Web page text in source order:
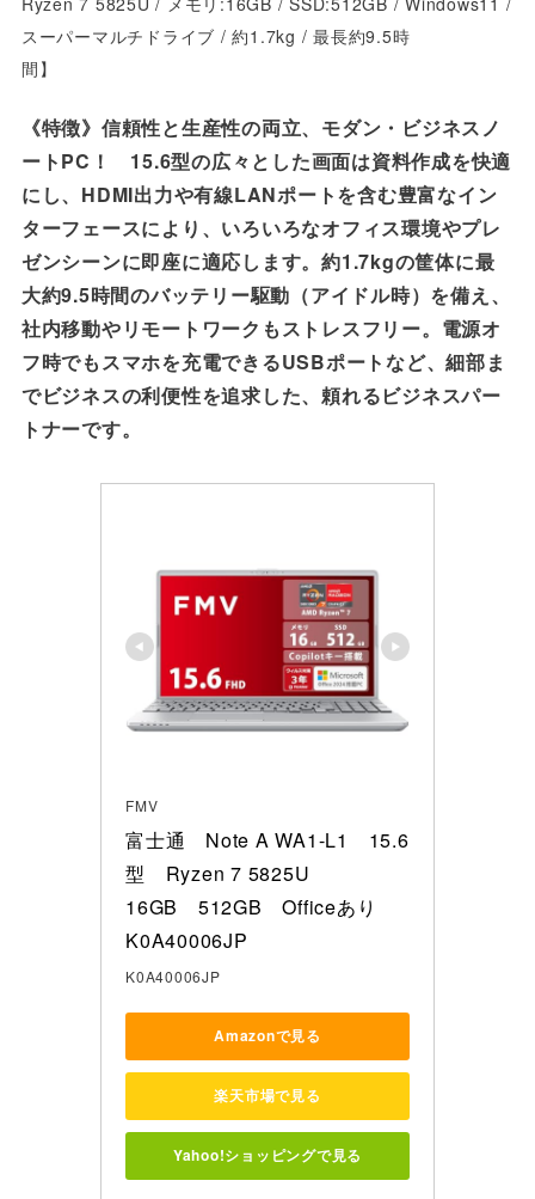
スーパーマルチドライブ /約1.7kg / 最長約9.5時
間】
《特徴》 信頼性と生産性の両立、モダン・ビジネスノ
ートPC！ 15.6型の広々とした画面は資料作成を快適
にし、HDMI出力や有線LANポートを含む豊富なイン
ターフェースにより、いろいろなオフィス環境やプレ
ゼンシーンに即座に適応します。約1.7kgの筐体に最
大約9.5時間のバッテリー駆動（アイドル時）を備え、
社内移動やリモートワークもストレスフリー。電源オ
フ時でもスマホを充電できるUSBポートなど、細部ま
でビジネスの利便性を追求した、頼れるビジネスパー
トナーです。
FMV
富士通　Note A WA1-L1　15.6
型　Ryzen 7 5825U
16GB　512GB　Officeあり
K0A40006JP
K0A40006JP
Amazonで見る
楽天市場で見る
Yahoo!ショッピングで見る